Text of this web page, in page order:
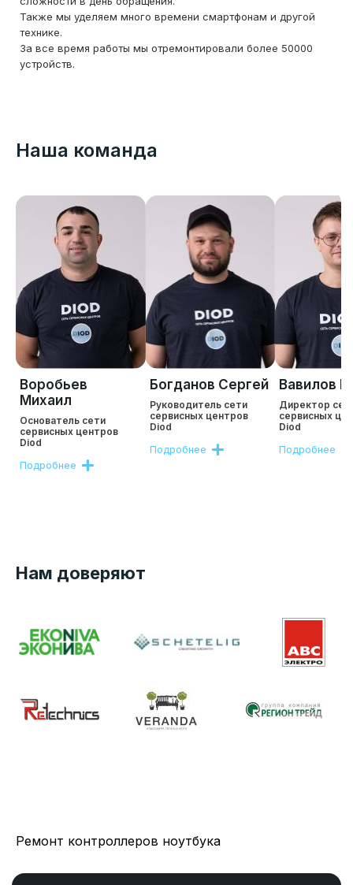
Также мы уделяем много времени смартфонам и другой
технике.
За все время работы мы отремонтировали более 50000
устройств.
Наша команда
Воробьев
Михаил
Основатель сети
сервисных центров
Diod
Подробнее
Богданов Сергей
Руководитель сети
сервисных центров
Diod
Подробнее
Вавилов
Директор
сервисных
Diod
Подробнее
Нам доверяют
Ремонт контроллеров ноутбука